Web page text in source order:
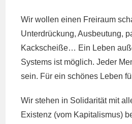
Wir wollen einen Freiraum
Unterdrückung, Ausbeutung,
Kackscheiße… Ein Leben
Systems ist möglich. Jeder
sein. Für ein schönes Leben
Wir stehen in Solidarität mit
Existenz (vom Kapitalismus)